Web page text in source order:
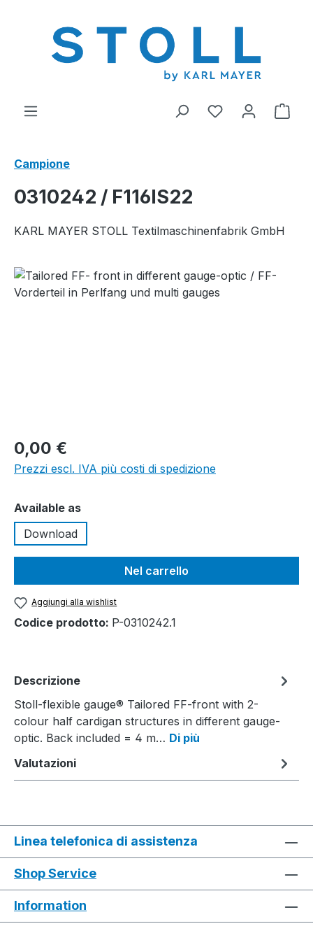
Hai 0 articoliIl
Campione
0310242 / F116IS22
KARL MAYER STOLL Textilmaschinenfabrik GmbH
Salta la galleria di immagini
0,00 €
Prezzi escl. IVA più costi di spedizione
Seleziona
Available as
Download
Nel carrello
Aggiungi alla wishlist
Codice prodotto: P-0310242.1
Descrizione
Stoll-flexible gauge® Tailored FF-front with 2-
colour half cardigan structures in different gauge-
optic. Back included = 4 m… Di più
Valutazioni
Linea telefonica di assistenza
Shop Service
Information